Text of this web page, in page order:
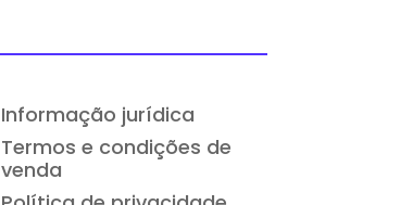
Informação jurídica
Termos e condições de
venda